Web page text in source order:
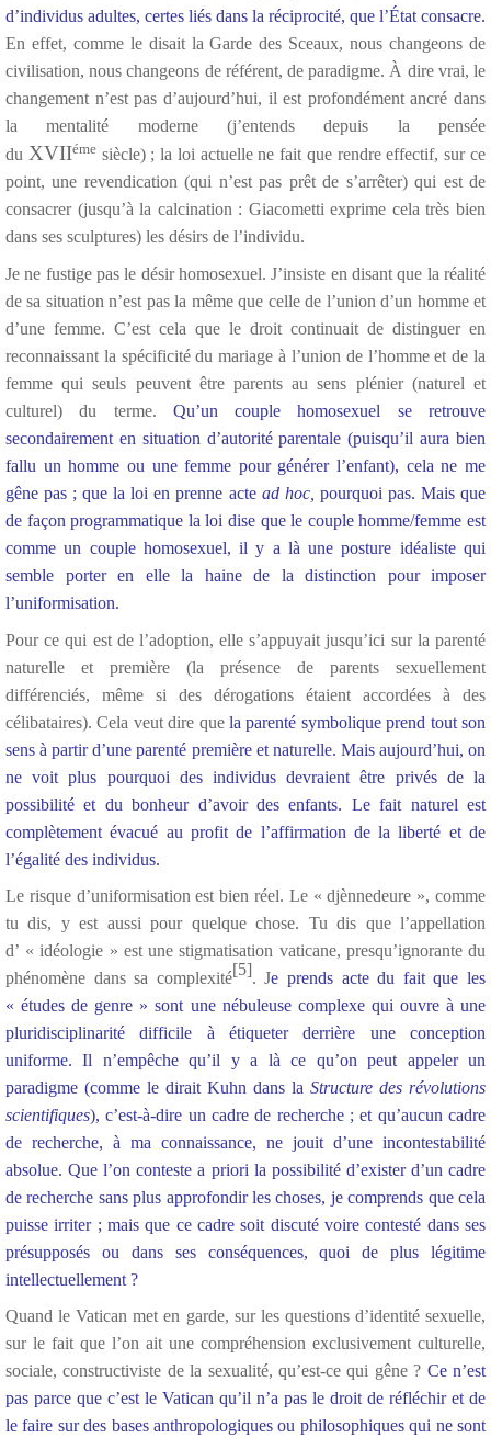
d’individus adultes, certes liés dans la réciprocité, que l’État consacre.
En effet, comme le disait la Garde des Sceaux, nous changeons de
civilisation, nous changeons de référent, de paradigme. À dire vrai, le
changement n’est pas d’aujourd’hui, il est profondément ancré dans
la mentalité moderne (j’entends depuis la pensée
du XVIIémesiècle) ; la loi actuelle ne fait que rendre effectif, sur ce
point, une revendication (qui n’est pas prêt de s’arrêter) qui est de
consacrer (jusqu’à la calcination : Giacometti exprime cela très bien
dans ses sculptures) les désirs de l’individu.
Je ne fustige pas le désir homosexuel. J’insiste en disant que la réalité
de sa situation n’est pas la même que celle de l’union d’un homme et
d’une femme. C’est cela que le droit continuait de distinguer en
reconnaissant la spécificité du mariage à l’union de l’homme et de la
femme qui seuls peuvent être parents au sens plénier (naturel et
culturel) du terme. Qu’un couple homosexuel se retrouve
secondairement en situation d’autorité parentale (puisqu’il aura bien
fallu un homme ou une femme pour générer l’enfant), cela ne me
gêne pas ; que la loi en prenne acte ad hoc, pourquoi pas. Mais que
de façon programmatique la loi dise que le couple homme/femme est
comme un couple homosexuel, il y a là une posture idéaliste qui
semble porter en elle la haine de la distinction pour imposer
l’uniformisation.
Pour ce qui est de l’adoption, elle s’appuyait jusqu’ici sur la parenté
naturelle et première (la présence de parents sexuellement
différenciés, même si des dérogations étaient accordées à des
célibataires). Cela veut dire que la parenté symbolique prend tout son
sens à partir d’une parenté première et naturelle. Mais aujourd’hui, on
ne voit plus pourquoi des individus devraient être privés de la
possibilité et du bonheur d’avoir des enfants. Le fait naturel est
complètement évacué au profit de l’affirmation de la liberté et de
l’égalité des individus.
Le risque d’uniformisation est bien réel. Le « djènnedeure », comme
tu dis, y est aussi pour quelque chose. Tu dis que l’appellation
d’ « idéologie » est une stigmatisation vaticane, presqu’ignorante du
phénomène dans sa complexité[5]. Je prends acte du fait que les
« études de genre » sont une nébuleuse complexe qui ouvre à une
pluridisciplinarité difficile à étiqueter derrière une conception
uniforme. Il n’empêche qu’il y a là ce qu’on peut appeler un
paradigme (comme le dirait Kuhn dans la Structure des révolutions
scientifiques), c’est-à-dire un cadre de recherche ; et qu’aucun cadre
de recherche, à ma connaissance, ne jouit d’une incontestabilité
absolue. Que l’on conteste a priori la possibilité d’exister d’un cadre
de recherche sans plus approfondir les choses, je comprends que cela
puisse irriter ; mais que ce cadre soit discuté voire contesté dans ses
présupposés ou dans ses conséquences, quoi de plus légitime
intellectuellement ?
Quand le Vatican met en garde, sur les questions d’identité sexuelle,
sur le fait que l’on ait une compréhension exclusivement culturelle,
sociale, constructiviste de la sexualité, qu’est-ce qui gêne ? Ce n’est
pas parce que c’est le Vatican qu’il n’a pas le droit de réfléchir et de
le faire sur des bases anthropologiques ou philosophiques qui ne sont